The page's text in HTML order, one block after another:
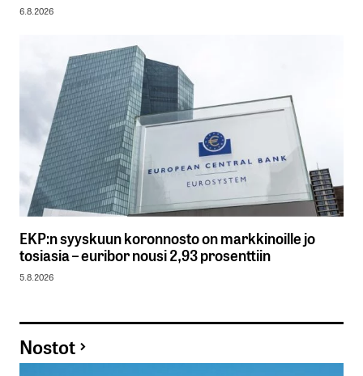
6.8.2026
EKP:n syyskuun koronnosto on markkinoille jo
tosiasia – euribor nousi 2,93 prosenttiin
5.8.2026
Nostot